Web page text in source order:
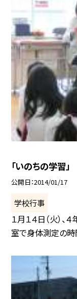
「いのちの学習」
公開日 2014/01/17
学校行事
１月１４日（火）、
室で身体測定の時